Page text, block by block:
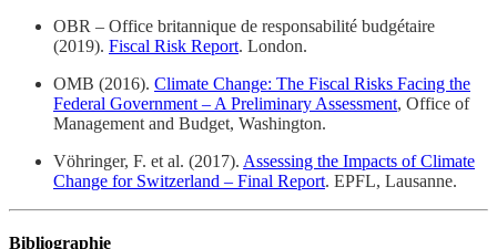
OBR – Office britannique de responsabilité budgétaire
(2019). Fiscal Risk Report. London.
OMB (2016). Climate Change: The Fiscal Risks Facing the
Federal Government – A Preliminary Assessment, Office of
Management and Budget, Washington.
Vöhringer, F. et al. (2017). Assessing the Impacts of Climate
Change for Switzerland – Final Report. EPFL, Lausanne.
Bibliographie